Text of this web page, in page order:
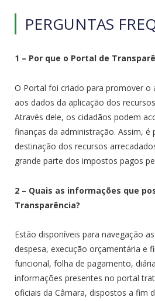
PERGUNTAS
1 – Por que o Portal de
O Portal foi criado para promover o
aos dados da aplicação dos
Através dele, os cidadãos podem
finanças da administração. Assim, é
destinação dos recursos
grande parte dos impostos pagos
2 – Quais as informações que
Transparência?
Estão disponíveis para navegação
despesa, execução orçamentária e
funcional, folha de pagamento,
informações presentes no portal
oficiais da Câmara, dispostos a fim